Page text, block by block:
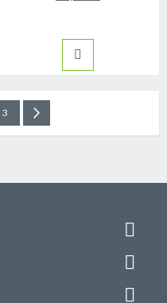
stronę
Strona
3